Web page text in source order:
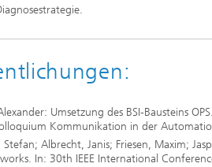
Umsetzung des BSI-Bausteins
Kommunikation in der
Albrecht, Janis; Friesen, Maxim;
In: 30th IEEE International